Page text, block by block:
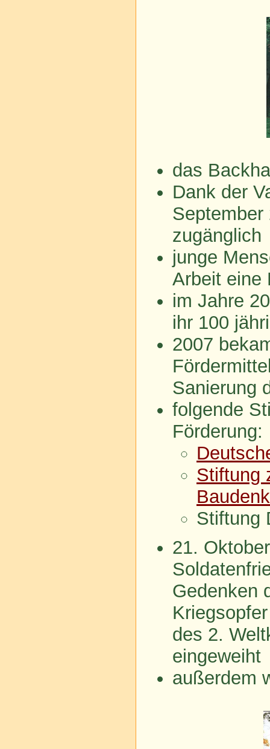
das
Dank der
September
zugänglich
junge
Arbeit eine
im Jahre
ihr 100
2007
Sanierung
folgende
Förderung:
Stiftung
Stiftung
21.
Gedenken
Kriegsopfer
des 2.
eingeweiht
außerdem